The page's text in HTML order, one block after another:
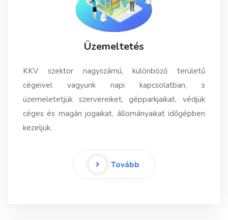
Üzemeltetés
KKV szektor nagyszámú, különböző területű
cégeivel vagyunk napi kapcsolatban, s
üzemeletetjük szervereiket, gépparkjaikat, védjük
céges és magán jogaikat, állományaikat időgépben
kezeljük.
Tovább